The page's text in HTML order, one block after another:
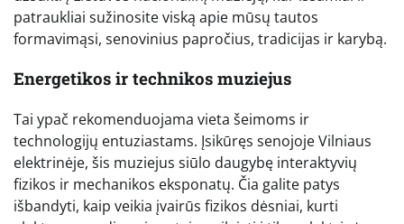
patraukliai sužinosite viską apie mūsų tautos
formavimąsi, senovinius papročius, tradicijas ir karybą.
Energetikos ir technikos muziejus
Tai ypač rekomenduojama vieta šeimoms ir
technologijų entuziastams. Įsikūręs senojoje Vilniaus
elektrinėje, šis muziejus siūlo daugybę interaktyvių
fizikos ir mechanikos eksponatų. Čia galite patys
išbandyti, kaip veikia įvairūs fizikos dėsniai, kurti